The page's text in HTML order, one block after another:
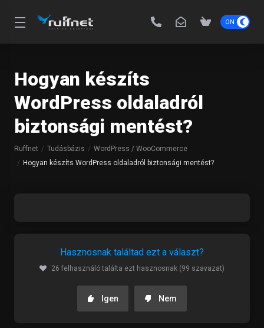
Hogyan készíts
WordPress oldaladról
biztonsági mentést?
Ruffnet Tudásbázis
WordPress / WooCommerce
Hogyan készíts WordPress oldaladról biztonsági mentést?
Hasznosnak találtad ezt a választ?
26 felhasználó találta ezt hasznosnak (99 szavazat)
Igen Nem